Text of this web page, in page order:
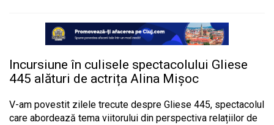
Incursiune în culisele spectacolului Gliese
445 alături de actrița Alina Mișoc
V-am povestit zilele trecute despre Gliese 445, spectacolul
care abordează tema viitorului din perspectiva relațiilor de